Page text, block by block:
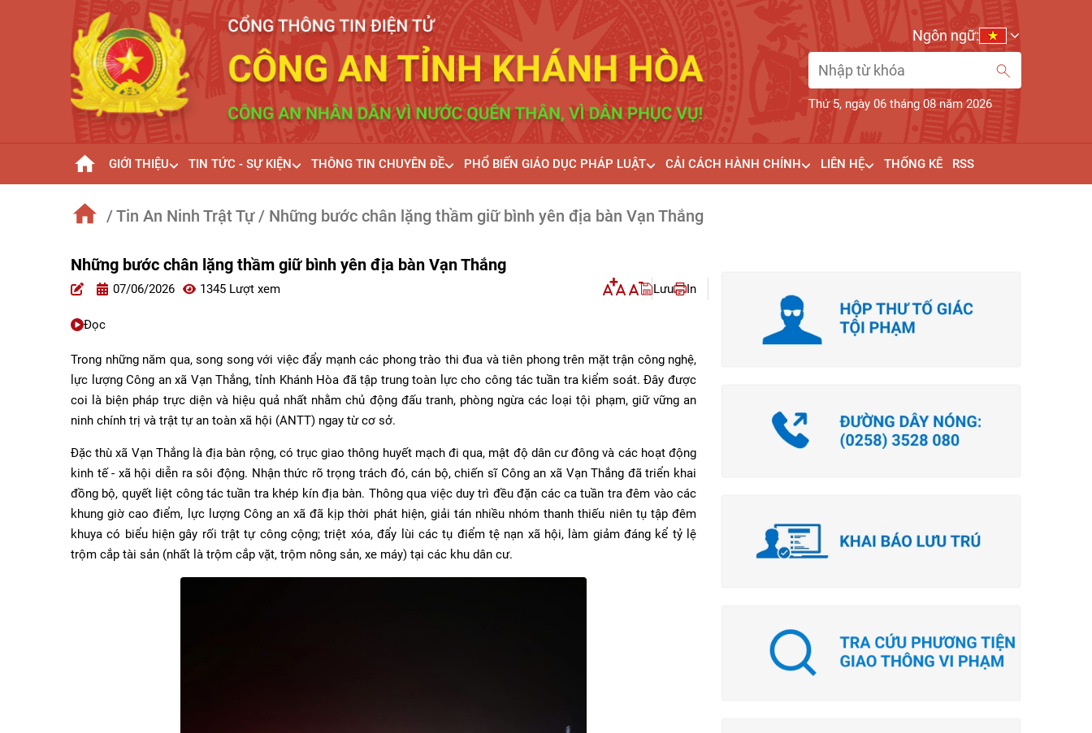
Thứ 5, ngày 06 tháng 08 năm 2026
Ngôn ngữ:
GIỚI THIỆU TIN TỨC - SỰ KIỆN THÔNG TIN CHUYÊN ĐỀ PHỔ BIẾN GIÁO DỤC PHÁP LUẬT CẢI CÁCH HÀNH CHÍNH LIÊN HỆ THỐNG KÊ RSS
/ Tin An Ninh Trật Tự / Những bước chân lặng thầm giữ bình yên địa bàn Vạn Thắng
Những bước chân lặng thầm giữ bình yên địa bàn Vạn Thắng
07/06/2026 1345 Lượt xem Lưu In
Đọc
Trong những năm qua, song song với việc đẩy mạnh các phong trào thi đua và tiên phong trên mặt trận công nghệ,
lực lượng Công an xã Vạn Thắng, tỉnh Khánh Hòa đã tập trung toàn lực cho công tác tuần tra kiểm soát. Đây được
coi là biện pháp trực diện và hiệu quả nhất nhằm chủ động đấu tranh, phòng ngừa các loại tội phạm, giữ vững an
ninh chính trị và trật tự an toàn xã hội (ANTT) ngay từ cơ sở.
Đặc thù xã Vạn Thắng là địa bàn rộng, có trục giao thông huyết mạch đi qua, mật độ dân cư đông và các hoạt động
kinh tế - xã hội diễn ra sôi động. Nhận thức rõ trọng trách đó, cán bộ, chiến sĩ Công an xã Vạn Thắng đã triển khai
đồng bộ, quyết liệt công tác tuần tra khép kín địa bàn. Thông qua việc duy trì đều đặn các ca tuần tra đêm vào các
khung giờ cao điểm, lực lượng Công an xã đã kịp thời phát hiện, giải tán nhiều nhóm thanh thiếu niên tụ tập đêm
khuya có biểu hiện gây rối trật tự công cộng; triệt xóa, đẩy lùi các tụ điểm tệ nạn xã hội, làm giảm đáng kể tỷ lệ
trộm cắp tài sản (nhất là trộm cắp vặt, trộm nông sản, xe máy) tại các khu dân cư.